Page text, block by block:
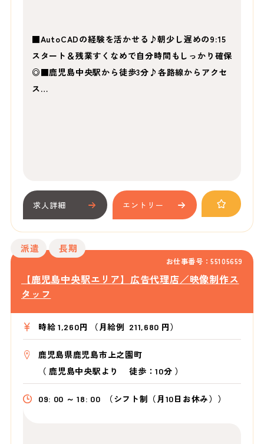
■AutoCADの経験を活かせる♪朝少し遅めの9:15
スタート＆残業すくなめで自分時間もしっかり確保
◎■鹿児島中央駅から徒歩3分♪各路線からアクセ
ス…
求人詳細 エントリー
お仕事番号：55105659
派遣 長期
【鹿児島中央駅エリア】広告代理店／映像制作ス
タッフ
時給 1,260円 （月給例 211,680 円）
鹿児島県鹿児島市上之園町
（ 鹿児島中央駅より徒歩：10分 ）
09: 00 ～ 18: 00 （シフト制（月10日お休み））